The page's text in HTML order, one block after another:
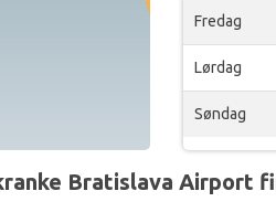
Fredag
Lørdag
Søndag
Bratislava Airport